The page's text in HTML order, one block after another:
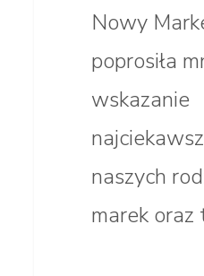
Nowy
poprosiła
wskazanie
naszych
marek oraz